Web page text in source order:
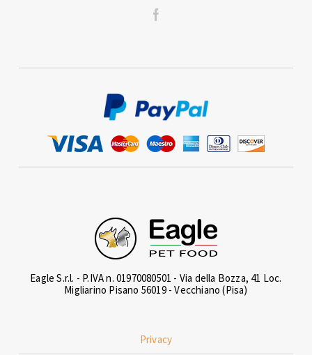
Eagle S.r.l. - P.IVA n. 01970080501 - Via della Bozza, 41 Loc.
Migliarino Pisano 56019 - Vecchiano (Pisa)
Privacy